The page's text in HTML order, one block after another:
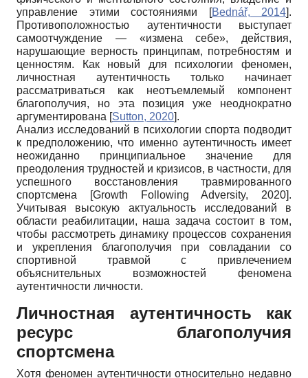
управление этими состояниями
[Bednář, 2014].
Противоположностью аутентичности выступает
самоотчуждение — «измена себе», действия,
нарушающие верность принципам, потребностям и
ценностям. Как новый для психологии феномен,
личностная аутентичность только начинает
рассматриваться как неотъемлемый компонент
благополучия, но эта позиция уже неоднократно
аргументирована [Sutton, 2020].
Анализ исследований в психологии спорта подводит
к предположению, что именно аутентичность имеет
неожиданно принципиальное значение для
преодоления трудностей и кризисов, в частности, для
успешного восстановления травмированного
спортсмена
[Growth Following Adversity, 2020].
Учитывая высокую актуальность исследований в
области реабилитации, наша задача состоит в том,
чтобы рассмотреть динамику процессов сохранения
и укрепления благополучия при совладании со
спортивной травмой с привлечением
объяснительных возможностей феномена
аутентичности личности.
Личностная аутентичность как
ресурс благополучия
спортсмена
Хотя феномен аутентичности относительно недавно